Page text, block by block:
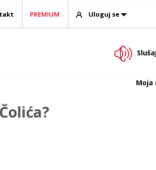
PREMIUM Uloguj se
Moja